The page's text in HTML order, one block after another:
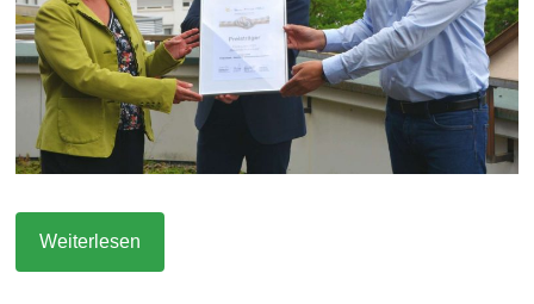
Weiterlesen